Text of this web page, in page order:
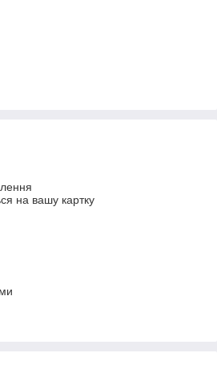
на вашу картку